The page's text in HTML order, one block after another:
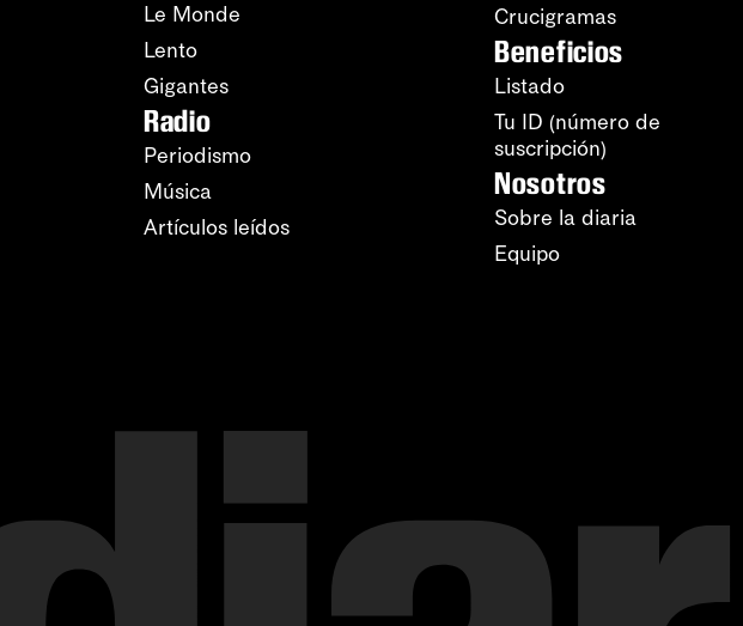
Le Monde
Lento
Gigantes
Radio
Periodismo
Música
Artículos leídos
Crucigramas
Beneficios
Listado
Tu ID (número de
suscripción)
Nosotros
Sobre la diaria
Equipo